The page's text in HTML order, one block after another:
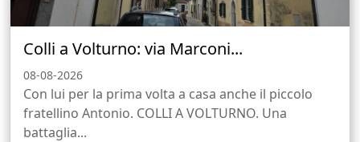
Colli a Volturno: via Marconi...
08-08-2026
Con lui per la prima volta a casa anche il piccolo
fratellino Antonio. COLLI A VOLTURNO. Una
battaglia...